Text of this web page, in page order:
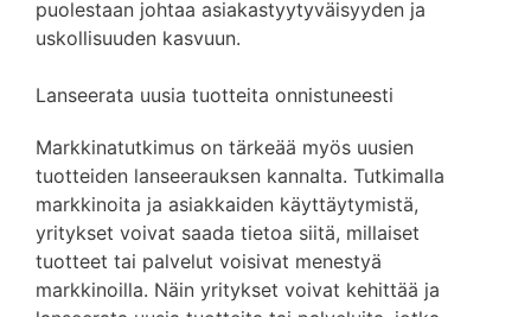
puolestaan johtaa asiakastyytyväisyyden ja
uskollisuuden kasvuun.
Lanseerata uusia tuotteita onnistuneesti
Markkinatutkimus on tärkeää myös uusien
tuotteiden lanseerauksen kannalta. Tutkimalla
markkinoita ja asiakkaiden käyttäytymistä,
yritykset voivat saada tietoa siitä, millaiset
tuotteet tai palvelut voisivat menestyä
markkinoilla. Näin yritykset voivat kehittää ja